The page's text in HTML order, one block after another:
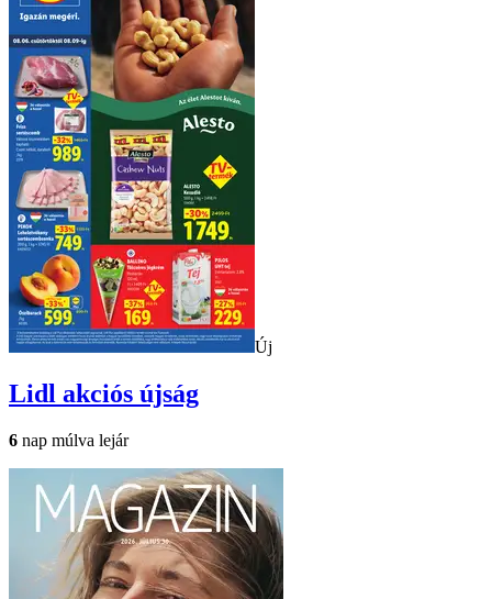
Új
Lidl akciós újság
6 nap múlva lejár